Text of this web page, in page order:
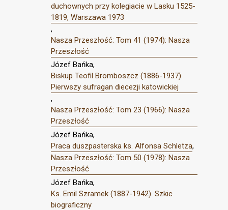
duchownych przy kolegiacie w Lasku 1525-
1819, Warszawa 1973
,
Nasza Przeszłość: Tom 41 (1974): Nasza
Przeszłość
Józef Bańka,
Biskup Teofil Bromboszcz (1886-1937).
Pierwszy sufragan diecezji katowickiej
,
Nasza Przeszłość: Tom 23 (1966): Nasza
Przeszłość
Józef Bańka,
Praca duszpasterska ks. Alfonsa Schletza,
Nasza Przeszłość: Tom 50 (1978): Nasza
Przeszłość
Józef Bańka,
Ks. Emil Szramek (1887-1942). Szkic
biograficzny